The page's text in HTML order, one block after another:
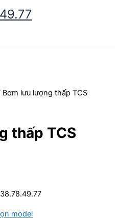
Bơm lưu lượng thấp TCS
thấp TCS
model